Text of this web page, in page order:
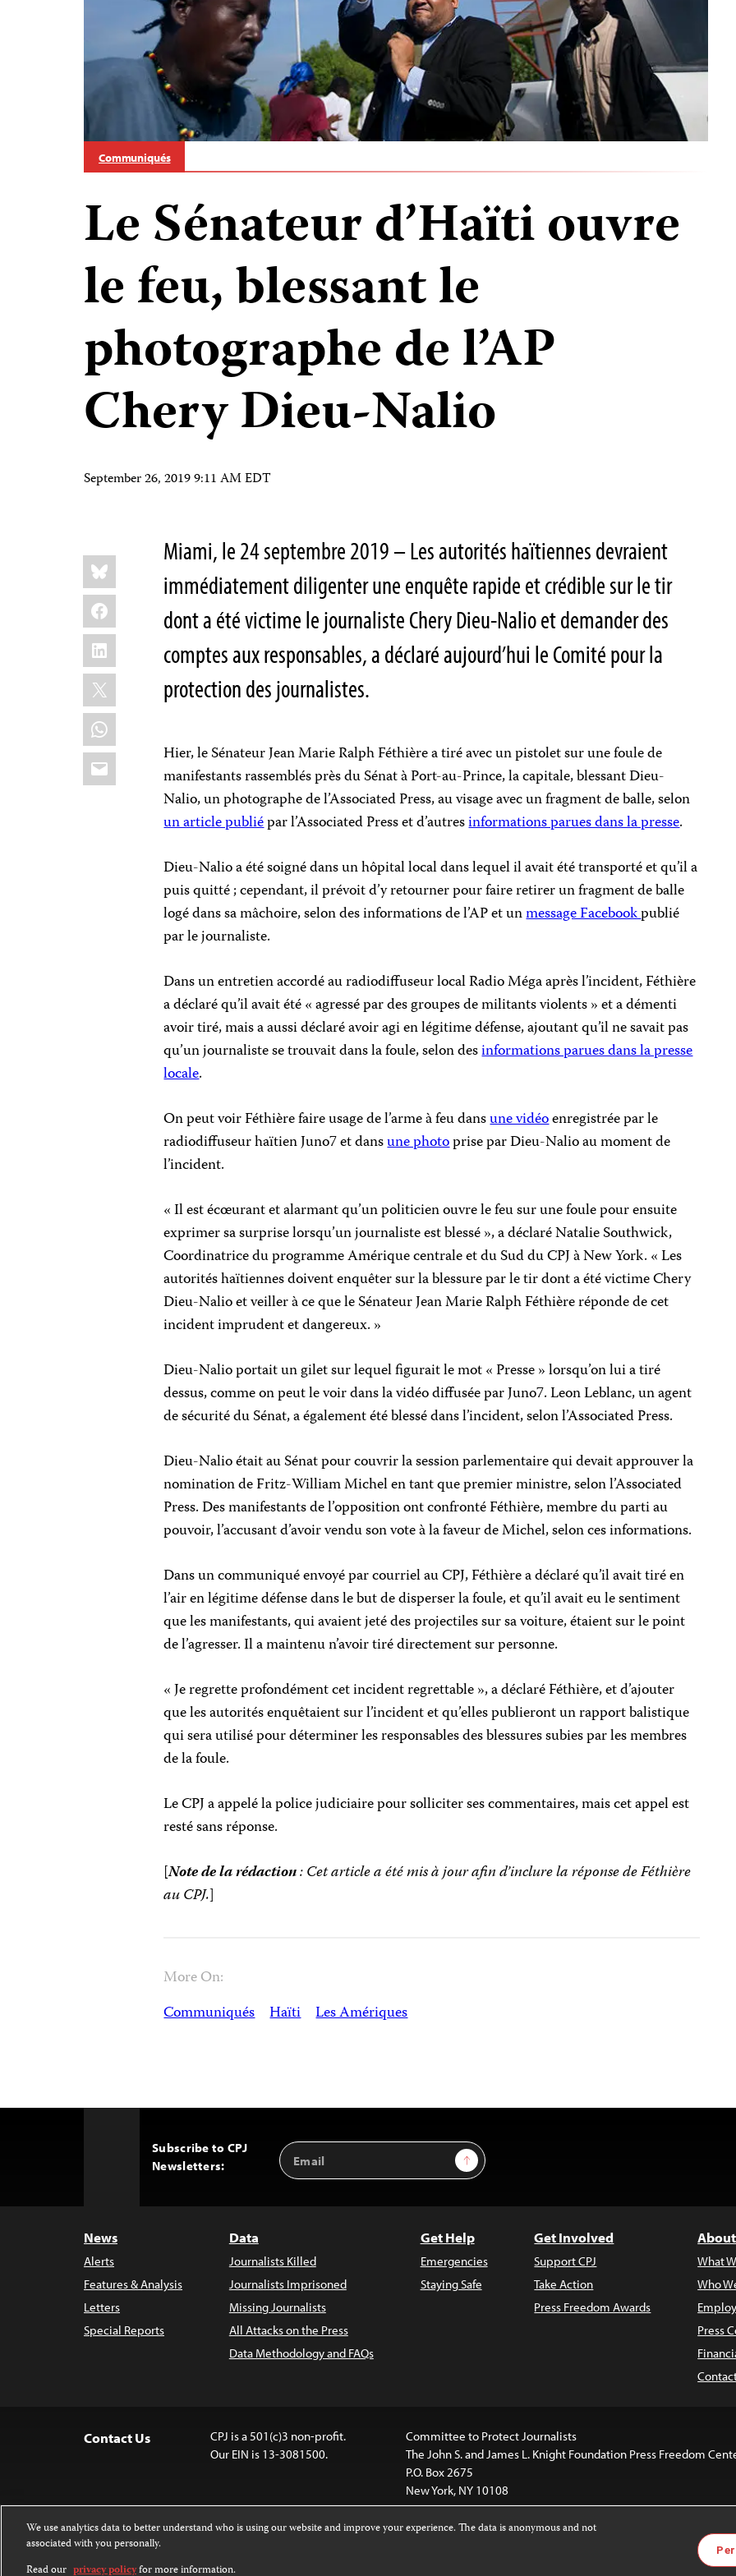
Communiqués
Le Sénateur d’Haïti ouvre
le feu, blessant le
photographe de l’AP
Chery Dieu-Nalio
September 26, 2019 9:11 AM EDT
Share
this:
Bluesky
Facebook
LinkedIn
X
WhatsApp
Email
Miami, le 24 septembre 2019 – Les autorités haïtiennes devraient
immédiatement diligenter une enquête rapide et crédible sur le tir
dont a été victime le journaliste Chery Dieu-Nalio et demander des
comptes aux responsables, a déclaré aujourd’hui le Comité pour la
protection des journalistes.
Hier, le Sénateur Jean Marie Ralph Féthière a tiré avec un pistolet sur une foule de
manifestants rassemblés près du Sénat à Port-au-Prince, la capitale, blessant Dieu-
Nalio, un photographe de l’Associated Press, au visage avec un fragment de balle, selon
un article publiépar l’Associated Press et d’autresinformations parues dans la presse.
Dieu-Nalio a été soigné dans un hôpital local dans lequel il avait été transporté et qu’il a
puis quitté ; cependant, il prévoit d’y retourner pour faire retirer un fragment de balle
logé dans sa mâchoire, selon des informations de l’AP et unmessage Facebookpublié
par le journaliste.
Dans un entretien accordé au radiodiffuseur local Radio Méga après l’incident, Féthière
a déclaré qu’il avait été « agressé par des groupes de militants violents » et a démenti
avoir tiré, mais a aussi déclaré avoir agi en légitime défense, ajoutant qu’il ne savait pas
qu’un journaliste se trouvait dans la foule, selon desinformations parues dans la presse
locale.
On peut voir Féthière faire usage de l’arme à feu dansune vidéoenregistrée par le
radiodiffuseur haïtien Juno7 et dansune photoprise par Dieu-Nalio au moment de
l’incident.
« Il est écœurant et alarmant qu’un politicien ouvre le feu sur une foule pour ensuite
exprimer sa surprise lorsqu’un journaliste est blessé », a déclaré Natalie Southwick,
Coordinatrice du programme Amérique centrale et du Sud du CPJ à New York. « Les
autorités haïtiennes doivent enquêter sur la blessure par le tir dont a été victime Chery
Dieu-Nalio et veiller à ce que le Sénateur Jean Marie Ralph Féthière réponde de cet
incident imprudent et dangereux. »
Dieu-Nalio portait un gilet sur lequel figurait le mot « Presse » lorsqu’on lui a tiré
dessus, comme on peut le voir dans la vidéo diffusée par Juno7. Leon Leblanc, un agent
de sécurité du Sénat, a également été blessé dans l’incident, selon l’Associated Press.
Dieu-Nalio était au Sénat pour couvrir la session parlementaire qui devait approuver la
nomination de Fritz-William Michel en tant que premier ministre, selon l’Associated
Press. Des manifestants de l’opposition ont confronté Féthière, membre du parti au
pouvoir, l’accusant d’avoir vendu son vote à la faveur de Michel, selon ces informations.
Dans un communiqué envoyé par courriel au CPJ, Féthière a déclaré qu’il avait tiré en
l’air en légitime défense dans le but de disperser la foule, et qu’il avait eu le sentiment
que les manifestants, qui avaient jeté des projectiles sur sa voiture, étaient sur le point
de l’agresser. Il a maintenu n’avoir tiré directement sur personne.
« Je regrette profondément cet incident regrettable », a déclaré Féthière, et d’ajouter
que les autorités enquêtaient sur l’incident et qu’elles publieront un rapport balistique
qui sera utilisé pour déterminer les responsables des blessures subies par les membres
de la foule.
Le CPJ a appelé la police judiciaire pour solliciter ses commentaires, mais cet appel est
resté sans réponse.
[Note de la rédaction: Cet article a été mis à jour afin d’inclure la réponse de Féthière
au CPJ.]
More On:
Communiqués Haïti Les Amériques
Subscribe to CPJ
Newsletters:
Email
Address
Sign Up
News
Alerts
Features & Analysis
Letters
Special Reports
Data
Journalists Killed
Journalists Imprisoned
Missing Journalists
All Attacks on the Press
Data Methodology and FAQs
Get Help
Emergencies
Staying Safe
Get Involved
Support CPJ
Take Action
Press Freedom Awards
What
Who
Press
Contact Us
CPJ is a 501(c)3 non-profit.
Our EIN is 13-3081500.
Committee to Protect Journalists
The John S. and James L. Knight Foundation Press Freedom
P.O. Box 2675
New York, NY 10108
Except where noted, text on this website is licensed under a
Attribution-NonCommercial-NoDerivatives 4.0 International License
Images and other
For more
We use analytics data to better understand who is using our website and improve your experience. The data is anonymous and not
associated with you personally.
Read our privacy policyfor more information.